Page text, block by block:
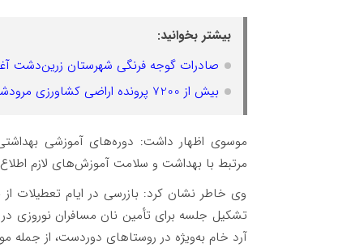
بیشتر بخوانید:
صادرات گوجه فرنگی شهرستان زرین‌دشت
بیش از 7200 پرونده اراضی کشاورزی مرودشت در سامانه سحاک بررسی شد
موسوی اظهار داشت: دوره‌های آموزشی
مرتبط با بهداشت و سلامت آموزش‌های لازم
وی خاطر نشان کرد: بازرسی در ایام تعطیلات از
تشکیل جلسه برای تأمین نان مسافران نوروزی
آرد خام به‌ویژه در روستاهای دوردست، از